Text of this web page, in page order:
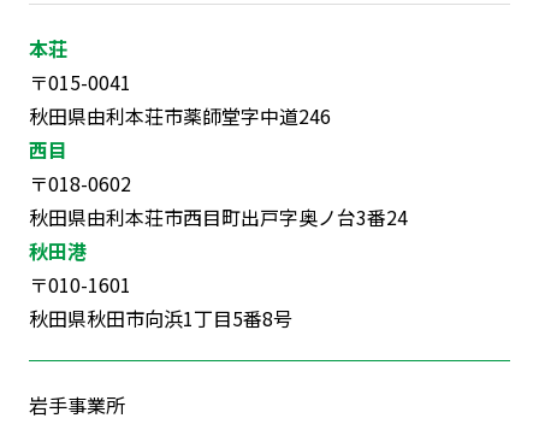
本荘
〒015-0041
秋田県由利本荘市薬師堂字中道246
西目
〒018-0602
秋田県由利本荘市西目町出戸字奥ノ台3番24
秋田港
〒010-1601
秋田県秋田市向浜1丁目5番8号
岩手事業所